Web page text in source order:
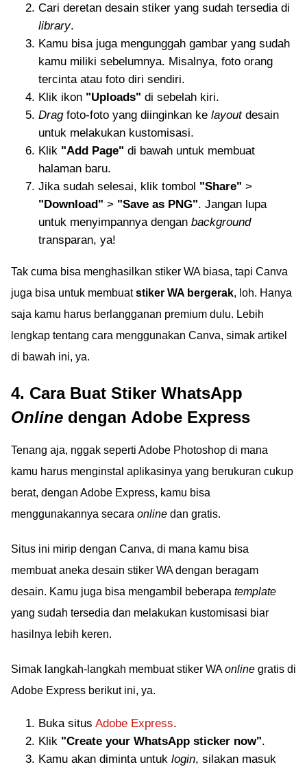
Cari deretan desain stiker yang sudah tersedia di
library.
Kamu bisa juga mengunggah gambar yang sudah
kamu miliki sebelumnya. Misalnya, foto orang
tercinta atau foto diri sendiri.
Klik ikon "Uploads" di sebelah kiri.
Dragfoto-foto yang diinginkan ke layoutdesain
untuk melakukan kustomisasi.
Klik "Add Page" di bawah untuk membuat
halaman baru.
Jika sudah selesai, klik tombol "Share" >
"Download" > "Save as PNG". Jangan lupa
untuk menyimpannya dengan background
transparan, ya!
Tak cuma bisa menghasilkan stiker WA biasa, tapi Canva
juga bisa untuk membuatstiker WA bergerak, loh. Hanya
saja kamu harus berlangganan premium dulu. Lebih
lengkap tentang cara menggunakan Canva, simak artikel
di bawah ini, ya.
4. Cara Buat Stiker WhatsApp
Online dengan Adobe Express
Tenang aja, nggak seperti Adobe Photoshop di mana
kamu harus menginstal aplikasinya yang berukuran cukup
berat, dengan Adobe Express, kamu bisa
menggunakannya secara online dan gratis.
Situs ini mirip dengan Canva, di mana kamu bisa
membuat aneka desain stiker WA dengan beragam
desain. Kamu juga bisa mengambil beberapa template
yang sudah tersedia dan melakukan kustomisasi biar
hasilnya lebih keren.
Simak langkah-langkah membuat stiker WAonline gratis di
Adobe Express berikut ini, ya.
Buka situs Adobe Express.
Klik "Create your WhatsApp sticker now".
Kamu akan diminta untuk login, silakan masuk